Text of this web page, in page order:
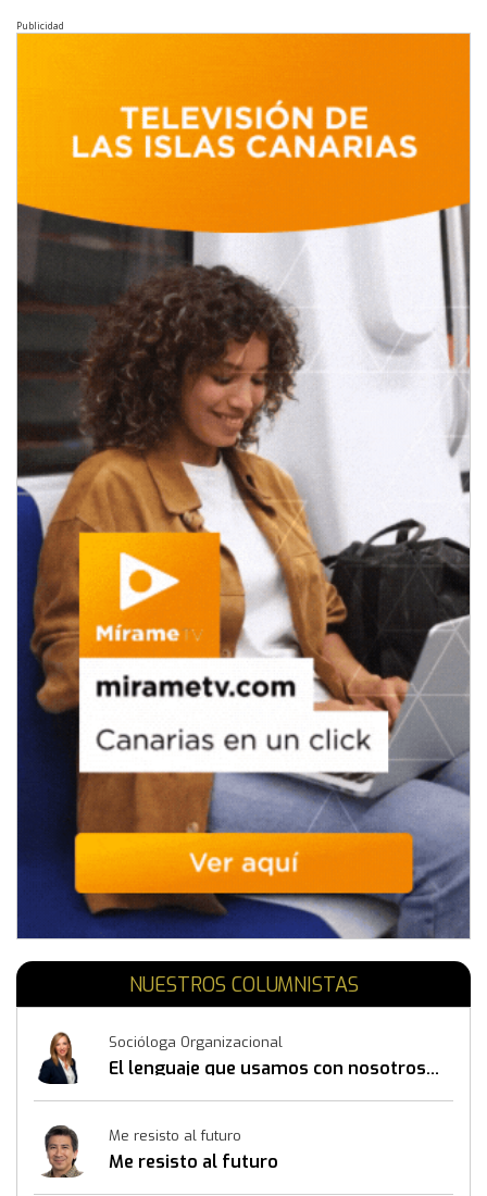
Publicidad
NUESTROS COLUMNISTAS
Socióloga Organizacional
El lenguaje que usamos con nosotros
Me resisto al futuro
Me resisto al futuro